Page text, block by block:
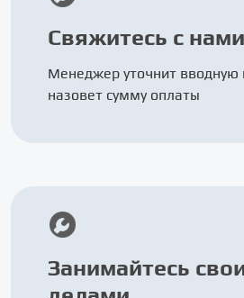
Свяжитесь с нами
Менеджер уточнит
назовет сумму оплаты
Занимайтесь